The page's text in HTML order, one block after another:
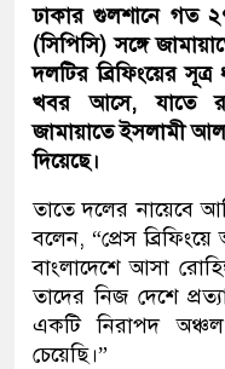
ঢাকার গুলশানে গত
(সিপিসি) সঙ্গে
দলটির ব্রিফিংয়ের
খবর আসে, যাতে
জামায়াতে ইসলামী
দিয়েছে।
তাতে দলের নায়েবে
বলেন, “প্রেস
বাংলাদেশে আসা
তাদের নিজ দেশে
একটি নিরাপদ
চেয়েছি।”